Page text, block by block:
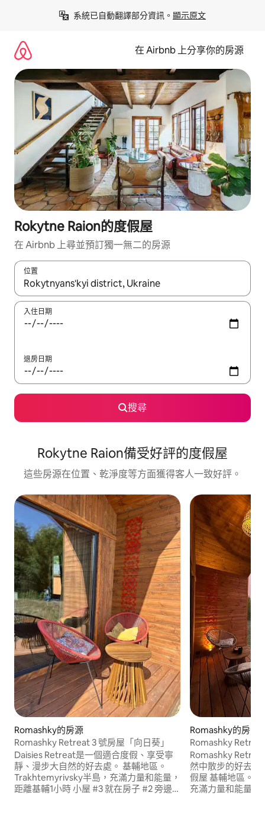
系統已自動翻譯部分資訊。 顯示原文
在 Airbnb 上分享你的房源
Rokytne Raion的度假屋
在 Airbnb 上尋並預訂獨一無二的房源
位置
如有搜尋結果，瀏覽內容時請使用上下箭頭，或輕點、滑動裝置。
入住日期
退房日期
搜尋
Rokytne Raion備受好評的度假屋
這些房源在位置、乾淨度等方面獲得客人一致好評。
Romashky的房源
Romashky Retreat 3 號房屋「向日葵」
Daisies Retreat是一個適合度假、享受寧
靜、漫步大自然的好去處。 基輔地區。
Trakhtemyrivsky半島，充滿力量和能量，
距離基輔1小時 小屋 #3 就在房子 #2 旁邊
Romashky的房源
Romashky
Romashky
然中散步的好去處
假屋 基輔地區。Trakhtemyrivsky半島，
充滿力量和能量，距離